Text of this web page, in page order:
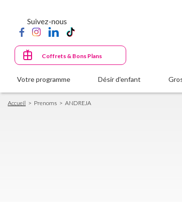
principal
Suivez-nous
Coffrets & Bons Plans
Votre programme Désir d'enfant
Fil
d'Ariane
Accueil Prenoms ANDREJA